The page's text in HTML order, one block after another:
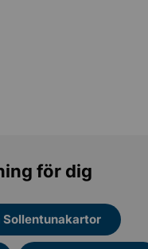
för dig
Sollentunakartor